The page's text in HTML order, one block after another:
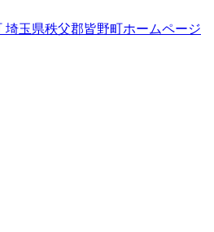
埼玉県秩父郡皆野町ホームページ